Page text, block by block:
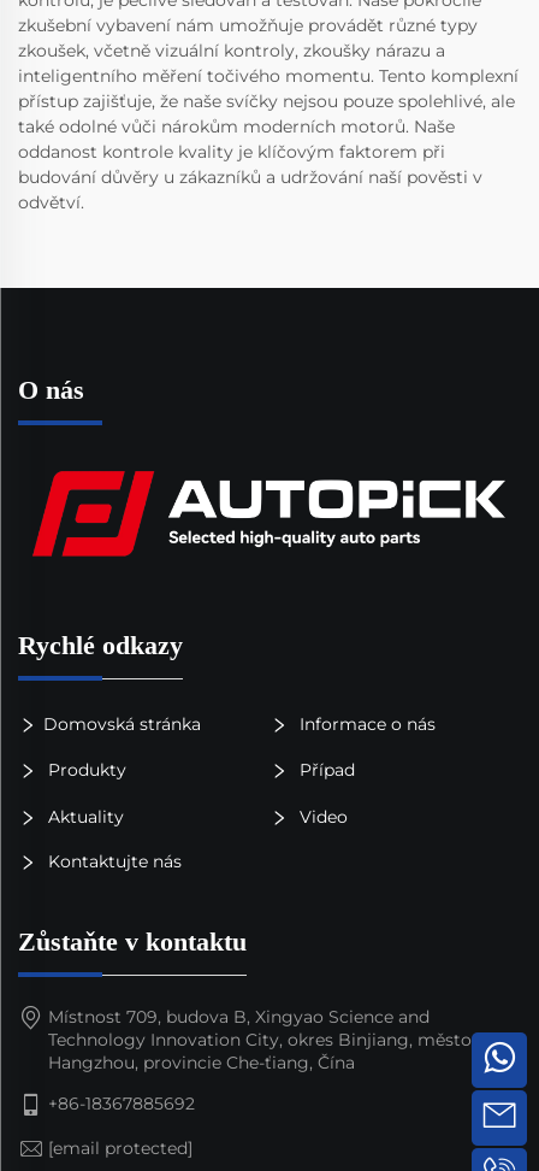
zkušební vybavení nám umožňuje provádět různé typy
zkoušek, včetně vizuální kontroly, zkoušky nárazu a
inteligentního měření točivého momentu. Tento komplexní
přístup zajišťuje, že naše svíčky nejsou pouze spolehlivé, ale
také odolné vůči nárokům moderních motorů. Naše
oddanost kontrole kvality je klíčovým faktorem při
budování důvěry u zákazníků a udržování naší pověsti v
odvětví.
O nás
Rychlé odkazy
Domovská stránka Informace o nás
Produkty Případ
Aktuality Video
Kontaktujte nás
Zůstaňte v kontaktu
Místnost 709, budova B, Xingyao Science and
Technology Innovation City, okres Binjiang, město
Hangzhou, provincie Che-ťiang, Čína
+86-18367885692
[email protected]